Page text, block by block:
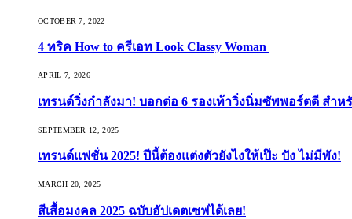
OCTOBER 7, 2022
4 ทริค How to ครีเอท Look Classy Woman
APRIL 7, 2026
เทรนด์วิ่งกำลังมา! บอกต่อ 6 รองเท้าวิ่งนิ่มซัพพอร์ตดี สำห
SEPTEMBER 12, 2025
เทรนด์แฟชั่น 2025! ปีนี้ต้องแต่งตัวยังไงให้เป๊ะ ปัง ไม่มีพัง!
MARCH 20, 2025
สีเสื้อมงคล 2025 ฉบับอัปเดตเซฟได้เลย!